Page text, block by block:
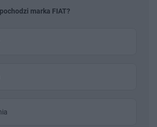
marka FIAT?